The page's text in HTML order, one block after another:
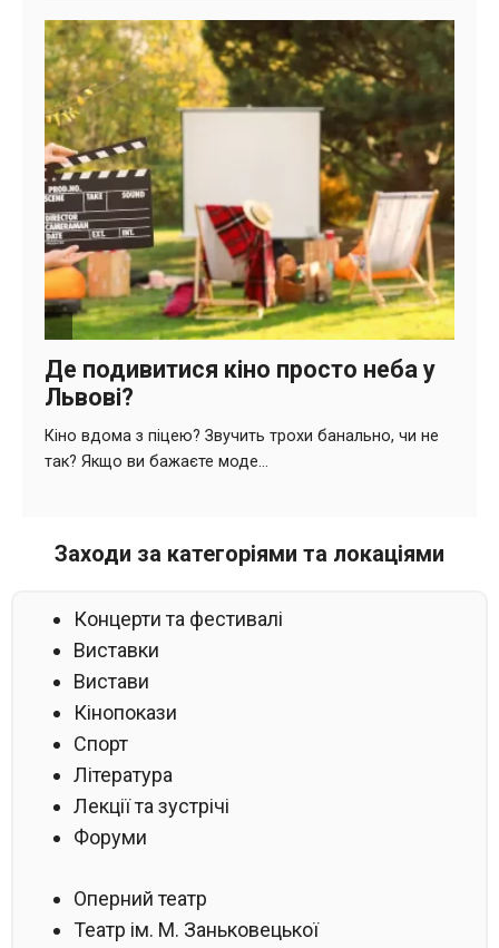
Заходи за категоріями та локаціями
Концерти та фестивалі
Виставки
Вистави
Кінопокази
Спорт
Література
Лекції та зустрічі
Форуми
Оперний театр
Театр ім. М. Заньковецької